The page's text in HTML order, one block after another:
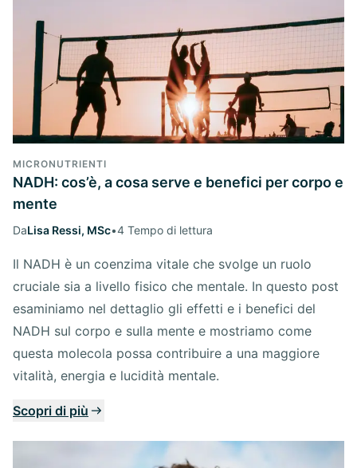
MICRONUTRIENTI
NADH: cos’è, a cosa serve e benefici per corpo e
mente
DaLisa Ressi, MSc•4 Tempo di lettura
Il NADH è un coenzima vitale che svolge un ruolo
cruciale sia a livello fisico che mentale. In questo post
esaminiamo nel dettaglio gli effetti e i benefici del
NADH sul corpo e sulla mente e mostriamo come
questa molecola possa contribuire a una maggiore
vitalità, energia e lucidità mentale.
Scopri di più